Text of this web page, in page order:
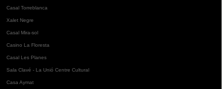
Casal Torreblanca
Xalet Negre
Casal Mira-sol
Casino La Floresta
Casal Les Planes
Sala Clavé - La Unió Centre Cultural
Casa Aymat